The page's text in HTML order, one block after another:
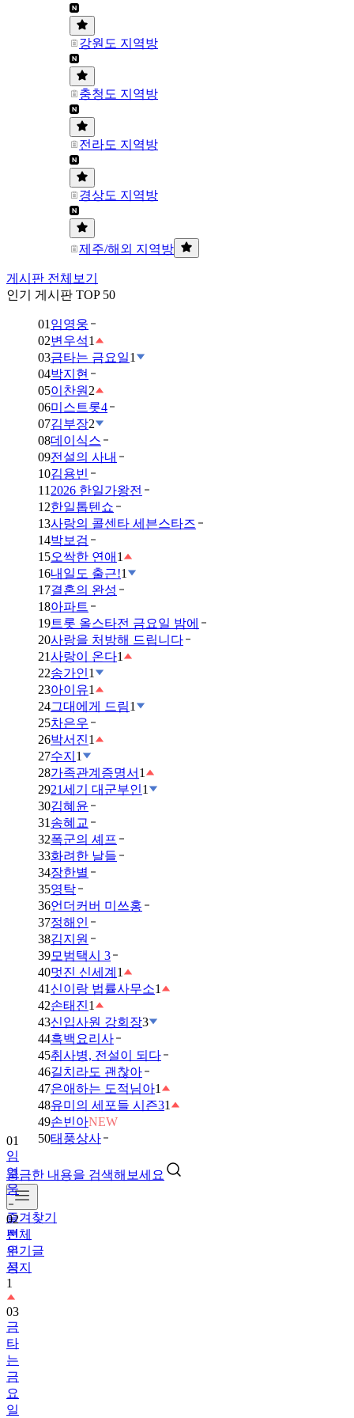
강원도 지역방
충청도 지역방
전라도 지역방
경상도 지역방
제주/해외 지역방
게시판 전체보기
인기 게시판 TOP 50
01 임영웅
02변우석1
03금타는 금요일1
04박지현
05이찬원 2
06미스트롯4
07김부장2
08데이식스
09전설의 사내
10김용빈
11 2026 한일가왕전
12한일톱텐쇼
13사랑의 콜센타 세븐스타즈
14박보검
15오싹한 연애 1
16내일도 출근!1
17결혼의 완성
18아파트
19트롯 올스타전 금요일 밤에
20사랑을 처방해 드립니다
21사랑이 온다1
22송가인1
23아이유1
24그대에게 드림1
25차은우
26박서진1
27수지 1
28가족관계증명서 1
2921세기 대군부인1
30김혜윤
31 송혜교
32폭군의 셰프
33화려한 날들
34장한별
35영탁
36언더커버 미쓰홍
37정해인
38김지원
39모범택시 3
40멋진 신세계 1
41 신이랑 법률사무소1
42손태진1
43신입사원 강회장3
44흑백요리사
45취사병, 전설이 되다
46길치라도 괜찮아
47은애하는 도적님아1
48유미의 세포들 시즌31
49손빈아NEW
50태풍상사
궁금한 내용을 검색해보세요
즐겨찾기
전체
인기글
공지
01
임
영
웅
02
변
우
석
1
03
금
타
는
금
요
일